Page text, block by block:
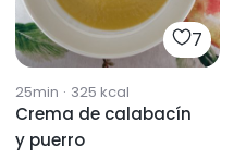
7
25min · 325 kcal
Crema de calabacín
y puerro